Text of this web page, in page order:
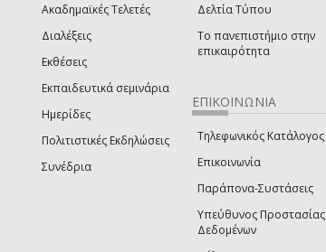
Ακαδημαϊκές Τελετές
Διαλέξεις
Εκθέσεις
Εκπαιδευτικά σεμινάρια
Ημερίδες
Πολιτιστικές Εκδηλώσεις
Συνέδρια
Δελτία Τύπου
Το πανεπιστήμιο στην
επικαιρότητα
ΕΠΙΚΟΙΝΩΝΙΑ
Τηλεφωνικός Κατάλογος
Επικοινωνία
Παράπονα-Συστάσεις
Υπεύθυνος Προστασίας
Δεδομένων